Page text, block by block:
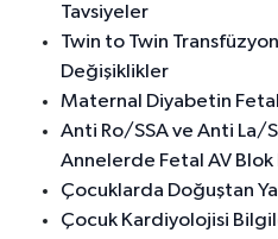
Tavsiyeler
Twin to Twin
Değişiklikler
Maternal Diyabetin
Anti Ro/SSA ve Anti La/
Annelerde Fetal AV Blok
Çocuklarda Doğuştan
Çocuk Kardiyolojisi